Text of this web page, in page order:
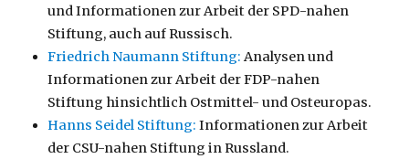
und Informationen zur Arbeit der SPD-nahen
Stiftung, auch auf Russisch.
Friedrich Naumann Stiftung: Analysen und
Informationen zur Arbeit der FDP-nahen
Stiftung hinsichtlich Ostmittel- und Osteuropas.
Hanns Seidel Stiftung: Informationen zur Arbeit
der CSU-nahen Stiftung in Russland.